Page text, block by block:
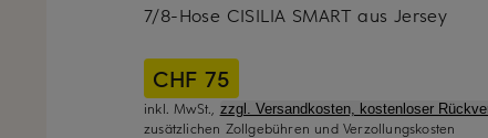
7/8-Hose CISILIA SMART aus Jersey
CHF 75
inkl. MwSt., zzgl. Versandkosten, kostenloser
zusätzlichen Zollgebühren und Verzollungskosten